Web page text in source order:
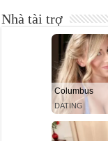
Nhà tài trợ